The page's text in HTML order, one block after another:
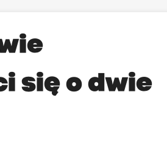
się o dwie